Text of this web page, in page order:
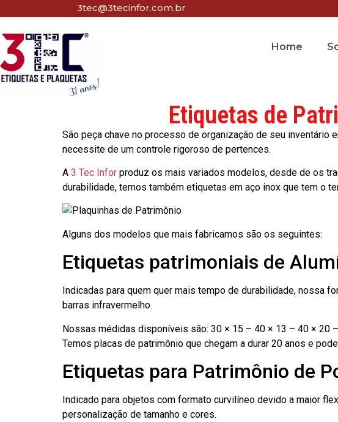
3tec@3tecinfor.com.br
Home
Etiquetas de
São peça chave no processo de organização de seu inventário
necessite de um controle rigoroso de pertences.
A 3 Tec Infor produz os mais variados modelos, desde de os
durabilidade, temos também etiquetas em aço inox que tem o
Alguns dos modelos que mais fabricamos são os seguintes:
Etiquetas patrimoniais de
Indicadas para quem quer mais tempo de durabilidade, nossa
barras infravermelho.
Nossas médidas disponíveis são: 30 × 15 – 40 × 13 – 40 × 20
Temos placas de patrimônio que chegam a durar 20 anos e
Etiquetas para Patrimônio de
Indicado para objetos com formato curvilíneo devido a maior
personalização de tamanho e cores.